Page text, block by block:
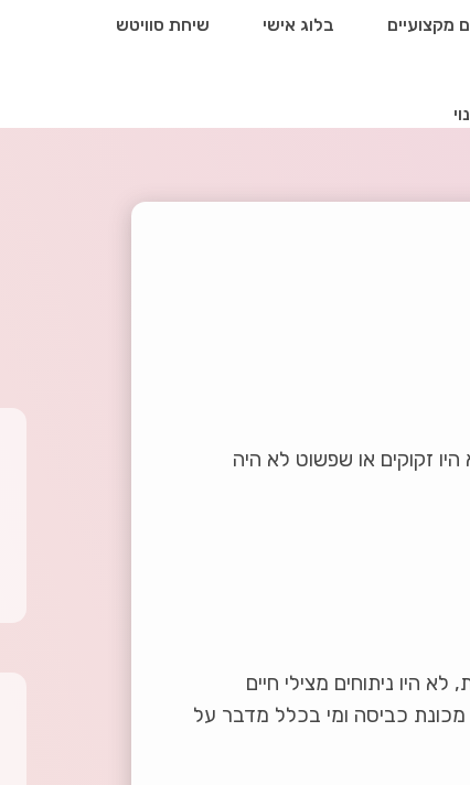
מקצועיים בלוג אישי שיחת סוויטש
זקוקים או שפשוט לא היה
היו ניתוחים מצילי חיים
כביסה ומי בכלל מדבר על